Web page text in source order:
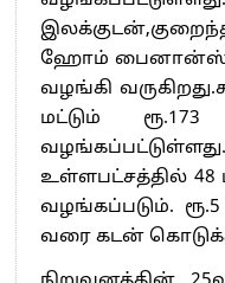
ஹோம் பைனான்ஸ்
வழங்கி
மட்டும்
உள்ளபட்சத்தில் 48
வழங்கப்படும். ரூ.5
வரை கடன்